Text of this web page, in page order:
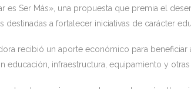
es Ser Más», una propuesta que premia el
a fortalecer iniciativas de carácter
recibió un aporte económico para beneficiar
infraestructura, equipamiento y